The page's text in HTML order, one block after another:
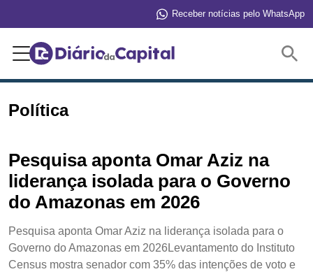
Receber notícias pelo WhatsApp
Política
Pesquisa aponta Omar Aziz na
liderança isolada para o Governo
do Amazonas em 2026
Pesquisa aponta Omar Aziz na liderança isolada para o
Governo do Amazonas em 2026Levantamento do Instituto
Census mostra senador com 35% das intenções de voto e